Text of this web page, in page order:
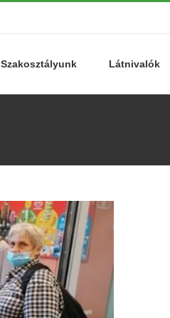
Szakosztályunk Látnivalók